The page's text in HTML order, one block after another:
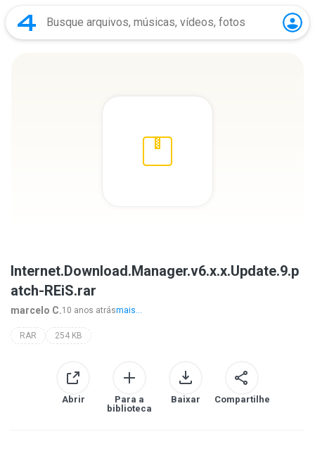
Internet.Download.Manager.v6.x.x.Update.9.p
atch-REiS.rar
marcelo C.10 anos atrásmais...
RAR 254 KB
Abrir
Para a
biblioteca
Baixar Compartilhe